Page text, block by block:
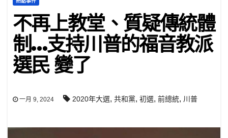
不再上教堂、質疑傳統體
制…支持川普的福音教派
選民 變了
一月 9, 2024 2020年大選, 共和黨, 初選, 前總統, 川普